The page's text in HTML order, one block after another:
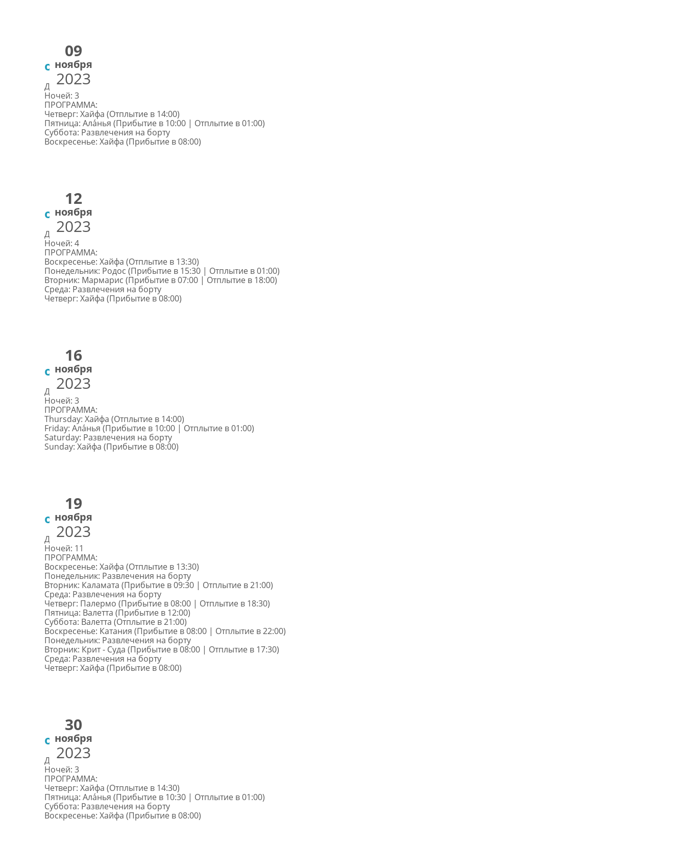
09
ноября
2023
от €332
Дней: 4
Ночей: 3
ПРОГРАММА:
Четверг: Хайфа (Отплытие в 14:00)
Пятница: Ала́нья (Прибытие в 10:00 | Отплытие в 01:00)
Суббота: Развлечения на борту
Воскресенье: Хайфа (Прибытие в 08:00)
12
ноября
2023
от €432
Дней: 5
Ночей: 4
ПРОГРАММА:
Воскресенье: Хайфа (Отплытие в 13:30)
Понедельник: Родос (Прибытие в 15:30 | Отплытие в 01:00)
Вторник: Мармарис (Прибытие в 07:00 | Отплытие в 18:00)
Среда: Развлечения на борту
Четверг: Хайфа (Прибытие в 08:00)
16
ноября
2023
от €332
Дней: 4
Ночей: 3
ПРОГРАММА:
Thursday: Хайфа (Отплытие в 14:00)
Friday: Ала́нья (Прибытие в 10:00 | Отплытие в 01:00)
Saturday: Развлечения на борту
Sunday: Хайфа (Прибытие в 08:00)
19
ноября
2023
от €980
Дней: 12
Ночей: 11
ПРОГРАММА:
Воскресенье: Хайфа (Отплытие в 13:30)
Понедельник: Развлечения на борту
Вторник: Каламата (Прибытие в 09:30 | Отплытие в 21:00)
Среда: Развлечения на борту
Четверг: Палермо (Прибытие в 08:00 | Отплытие в 18:30)
Пятница: Валетта (Прибытие в 12:00)
Суббота: Валетта (Отплытие в 21:00)
Воскресенье: Катания (Прибытие в 08:00 | Отплытие в 22:00)
Понедельник: Развлечения на борту
Вторник: Крит - Суда (Прибытие в 08:00 | Отплытие в 17:30)
Среда: Развлечения на борту
Четверг: Хайфа (Прибытие в 08:00)
30
ноября
2023
от €332
Дней: 4
Ночей: 3
ПРОГРАММА:
Четверг: Хайфа (Отплытие в 14:30)
Пятница: Ала́нья (Прибытие в 10:30 | Отплытие в 01:00)
Суббота: Развлечения на борту
Воскресенье: Хайфа (Прибытие в 08:00)